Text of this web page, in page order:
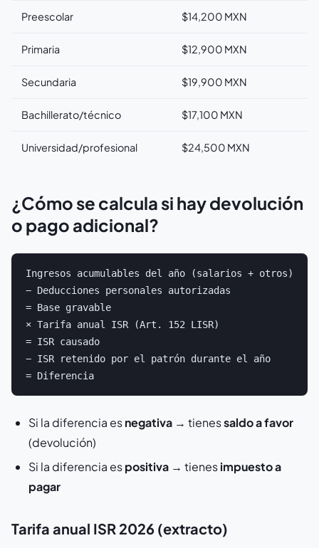
Preescolar $14,200 MXN
Primaria $12,900 MXN
Secundaria $19,900 MXN
Bachillerato/técnico $17,100 MXN
Universidad/profesional $24,500 MXN
¿Cómo se calcula si hay devolución
o pago adicional?
Ingresos acumulables del año (salarios + otros)
− Deducciones personales autorizadas
= Base gravable
× Tarifa anual ISR (Art. 152 LISR)
= ISR causado
− ISR retenido por el patrón durante el año
Si la diferencia esnegativa → tienessaldo a favor
(devolución)
Si la diferencia espositiva → tienesimpuesto a
pagar
Tarifa anual ISR 2026 (extracto)